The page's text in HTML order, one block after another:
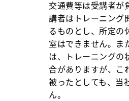
交通費等は受講者が
講者はトレーニング
るものとし、所定の
室はできません。ま
は、トレーニングの
合がありますが、こ
被ったとしても、当
ん。